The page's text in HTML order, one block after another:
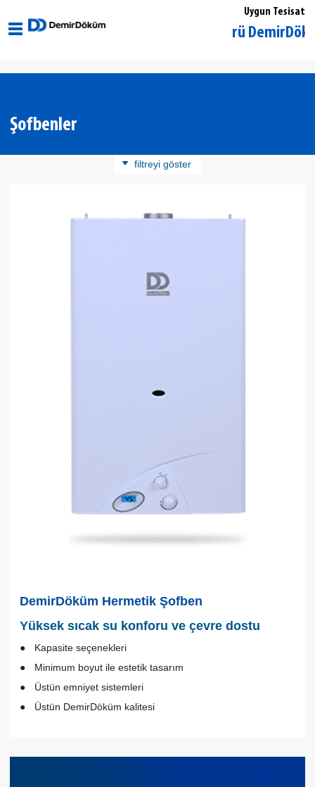
Uygun Tesisat
Edirne Uzunköprü DemirDöküm
Şofbenler
filtreyi göster
DemirDöküm Hermetik Şofben
Yüksek sıcak su konforu ve çevre dostu
Kapasite seçenekleri
Minimum boyut ile estetik tasarım
Üstün emniyet sistemleri
Üstün DemirDöküm kalitesi